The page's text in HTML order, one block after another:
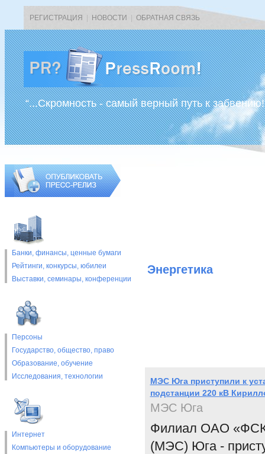
РЕГИСТРАЦИЯ НОВОСТИ ОБРАТНАЯ СВЯЗЬ
“...Скромность - самый верный путь к
Банки, финансы, ценные бумаги
Рейтинги, конкурсы, юбилеи
Выставки, cеминары, конференции
Персоны
Государство, общество, право
Образование, обучение
Исследования, технологии
Интернет
Компьютеры и оборудование
Энергетика
МЭС Юга приступили к
подстанции 220 кВ
МЭС Юга
Филиал ОАО «ФСК
(МЭС) Юга -